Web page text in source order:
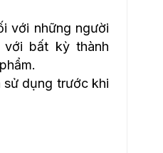
với những người
với bất kỳ thành
dụng trước khi